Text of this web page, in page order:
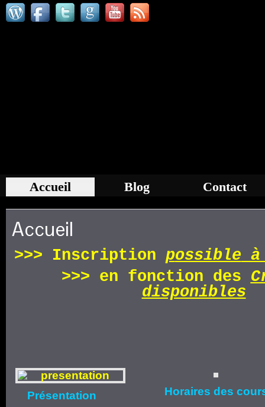
Accueil Blog Contact
Accueil
>>> Inscription possible à
>>> en fonction des
disponibles
Présentation Horaires des